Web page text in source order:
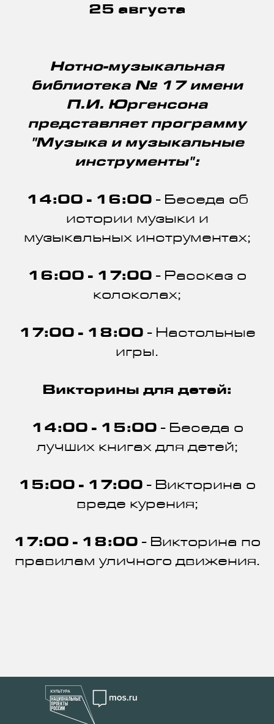
25 августа
Нотно-музыкальная
библиотека № 17 имени
П.И. Юргенсона
представляет программу
"Музыка и музыкальные
инструменты":
14:00 - 16:00 - Беседа об
истории музыки и
музыкальных инструментах;
16:00 - 17:00 - Рассказ о
колоколах;
17:00 - 18:00 - Настольные
игры.
Викторины для детей:
14:00 - 15:00 - Беседа о
лучших книгах для детей;
15:00 - 17:00 - Викторина о
вреде курения;
17:00 - 18:00 - Викторина по
правилам уличного движения.